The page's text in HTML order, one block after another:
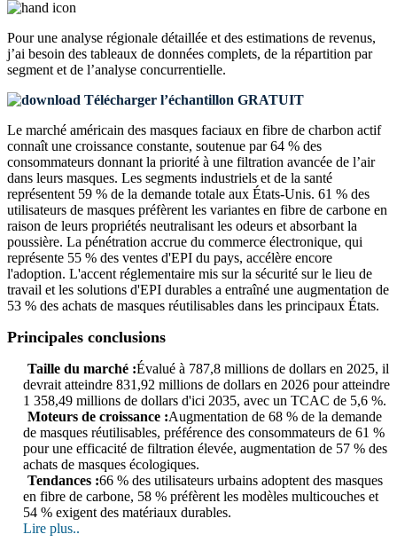
Pour une analyse régionale détaillée et des estimations de revenus,
j’ai besoin des tableaux de données complets, de la répartition par
segment et de l’analyse concurrentielle.
Télécharger l’échantillon GRATUIT
Le marché américain des masques faciaux en fibre de charbon actif
connaît une croissance constante, soutenue par 64 % des
consommateurs donnant la priorité à une filtration avancée de l’air
dans leurs masques. Les segments industriels et de la santé
représentent 59 % de la demande totale aux États-Unis. 61 % des
utilisateurs de masques préfèrent les variantes en fibre de carbone en
raison de leurs propriétés neutralisant les odeurs et absorbant la
poussière. La pénétration accrue du commerce électronique, qui
représente 55 % des ventes d'EPI du pays, accélère encore
l'adoption. L'accent réglementaire mis sur la sécurité sur le lieu de
travail et les solutions d'EPI durables a entraîné une augmentation de
53 % des achats de masques réutilisables dans les principaux États.
Principales conclusions
Taille du marché :Évalué à 787,8 millions de dollars en 2025, il
devrait atteindre 831,92 millions de dollars en 2026 pour atteindre
1 358,49 millions de dollars d'ici 2035, avec un TCAC de 5,6 %.
Moteurs de croissance :Augmentation de 68 % de la demande
de masques réutilisables, préférence des consommateurs de 61 %
pour une efficacité de filtration élevée, augmentation de 57 % des
achats de masques écologiques.
Tendances :66 % des utilisateurs urbains adoptent des masques
en fibre de carbone, 58 % préfèrent les modèles multicouches et
54 % exigent des matériaux durables.
Lire plus..